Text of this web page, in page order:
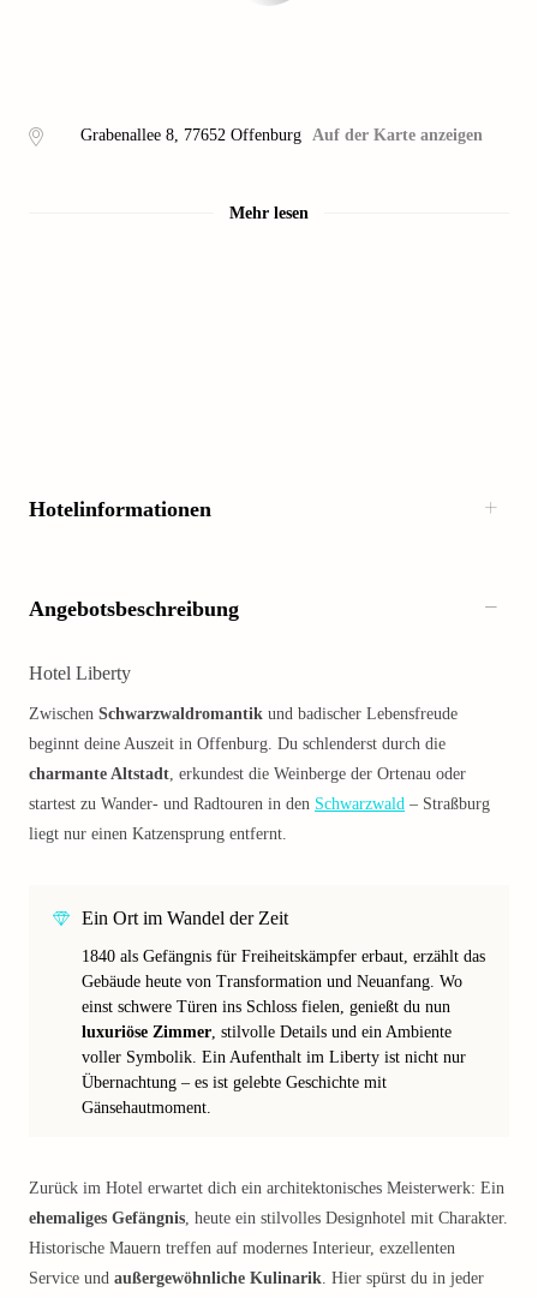
Grabenallee 8, 77652 Offenburg Auf der Karte anzeigen
Mehr lesen
Hotelinformationen
Angebotsbeschreibung
Hotel Liberty
Zwischen Schwarzwaldromantik und badischer Lebensfreude
beginnt deine Auszeit in Offenburg. Du schlenderst durch die
charmante Altstadt, erkundest die Weinberge der Ortenau oder
startest zu Wander- und Radtouren in den Schwarzwald – Straßburg
liegt nur einen Katzensprung entfernt.
Ein Ort im Wandel der Zeit
1840 als Gefängnis für Freiheitskämpfer erbaut, erzählt das
Gebäude heute von Transformation und Neuanfang. Wo
einst schwere Türen ins Schloss fielen, genießt du nun
luxuriöse Zimmer, stilvolle Details und ein Ambiente
voller Symbolik. Ein Aufenthalt im Liberty ist nicht nur
Übernachtung – es ist gelebte Geschichte mit
Gänsehautmoment.
Zurück im Hotel erwartet dich ein architektonisches Meisterwerk: Ein
ehemaliges Gefängnis, heute ein stilvolles Designhotel mit Charakter.
Historische Mauern treffen auf modernes Interieur, exzellenten
Service und außergewöhnliche Kulinarik. Hier spürst du in jeder